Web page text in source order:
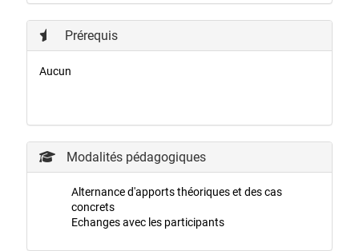
Prérequis
Aucun
Modalités pédagogiques
Alternance d'apports théoriques et des cas
concrets
Echanges avec les participants